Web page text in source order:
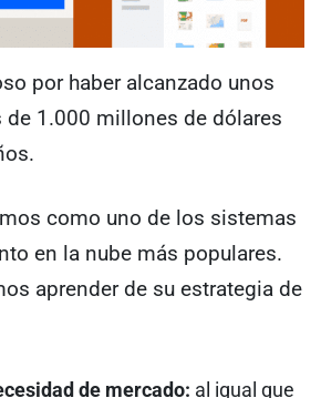
por haber alcanzado unos
de 1.000 millones de dólares
como uno de los sistemas
en la nube más populares.
aprender de su estrategia de
de mercado: al igual que